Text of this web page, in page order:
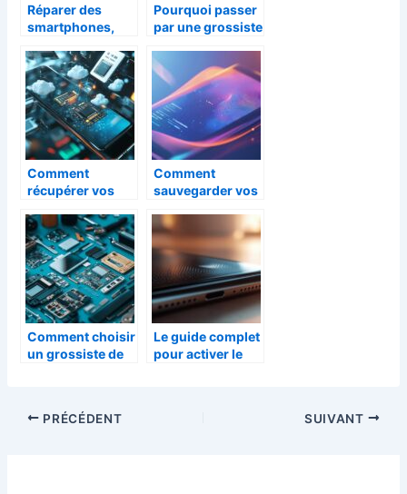
Réparer des
smartphones,
Pourquoi passer
par une grossiste
détachées pour
smartphone ?
Comment
récupérer vos
sur les différents
types de
supports de
stockage
smartphone
Comment
sauvegarder vos
Bluetooth en
toute simplicité
Comment choisir
un grossiste de
efficaces
Le guide complet
pour activer le
PRÉCÉDENT SUIVANT